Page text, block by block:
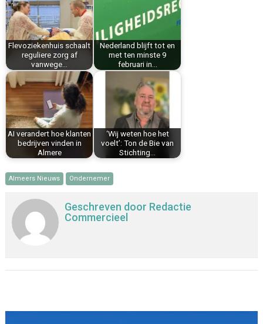
o
o
k
r
e
s
t
d
I
n
p
p
Flevoziekenhuis schaalt
reguliere zorg af
vanwege…
Nederland blijft tot en
met ten minste 9
februari in…
AI verandert hoe klanten
bedrijven vinden in
Almere
‘Wij weten hoe het
voelt’: Ton de Bie van
Stichting…
Almeers Nieuws Ondernemer
Geschreven door Redactie
Commercieel